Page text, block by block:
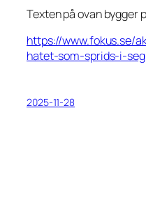
Texten på ovan bygger
https://www.fokus.se/
hatet-som-sprids-i-
2025-11-28